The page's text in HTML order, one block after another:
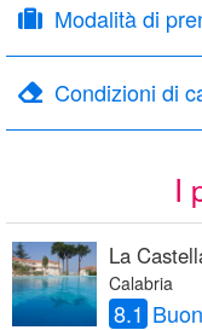
Modalità di
Condizioni di
I
La
Calabria
8.1